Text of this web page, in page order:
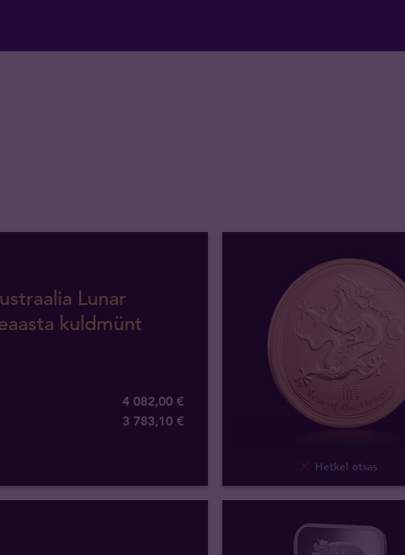
Lunar
kuldmünt
4 082,00 €
3 783,10 €
Hetkel otsas